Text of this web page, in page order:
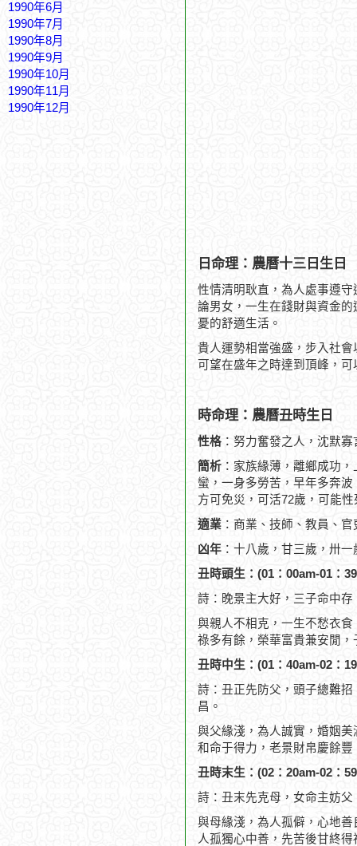
1990年6月
1990年7月
1990年8月
1990年9月
1990年10月
1990年11月
1990年12月
日命理：農曆十三日生日
性情清明耿直，為人處事遵
論男女，一生在錢財與資金
憂的舒適生活。
貴人運勢相當強盛，步入社
可望在盛年之時達到頂峰，
時命理：農曆丑時生日
性格 ：努力奮發之人，沈默
簡析 ：家族緣薄，離鄉成功
蠻，一身多勞苦，早年多奔
方可免災，可活72歲，可能
適業 ：商業、技師、教員、
凶年 ：十八歲，甘三歲，卅
丑時頭生：(01：00am-01：
詩：晚景主大好，三子命中
與親人不相克，一生不愁衣
祿多有餘，榮華富貴兼安閒
丑時中生：(01：40am-02：
詩：丑正先防父，頭子總難
昌。
與父緣淺，為人誠實，婚姻
和命于得力，老景財帛慶餘豐
丑時末生：(02：20am-02：
詩：丑末先克母，女命主妨
與母緣淺，為人孤僻，心地
人孤獨心中善，先苦後甘終